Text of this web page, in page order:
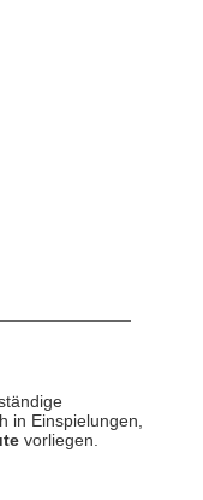
in Einspielungen,
vorliegen.